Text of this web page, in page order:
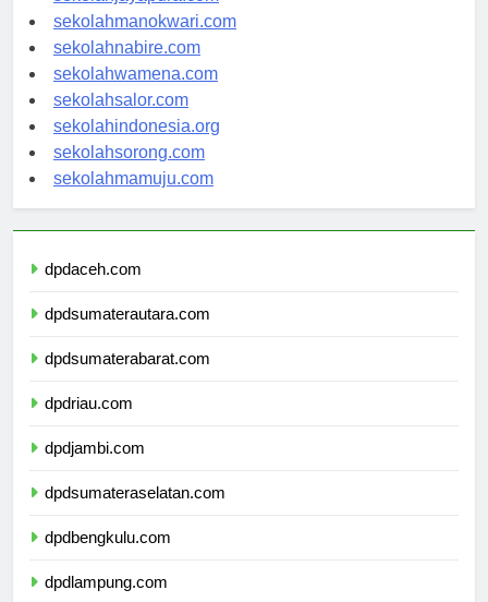
sekolahjayapura.com
sekolahmanokwari.com
sekolahnabire.com
sekolahwamena.com
sekolahsalor.com
sekolahindonesia.org
sekolahsorong.com